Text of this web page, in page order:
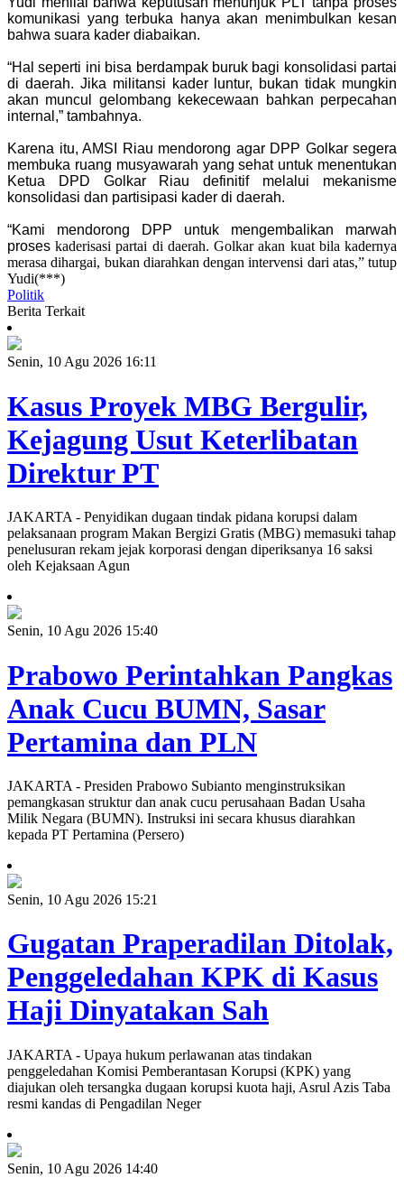
komunikasi yang terbuka hanya akan menimbulkan kesan
bahwa suara kader diabaikan.
“Hal seperti ini bisa berdampak buruk bagi konsolidasi partai
di daerah. Jika militansi kader luntur, bukan tidak mungkin
akan muncul gelombang kekecewaan bahkan perpecahan
internal,” tambahnya.
Karena itu, AMSI Riau mendorong agar DPP Golkar segera
membuka ruang musyawarah yang sehat untuk menentukan
Ketua DPD Golkar Riau definitif melalui mekanisme
konsolidasi dan partisipasi kader di daerah.
“Kami mendorong DPP untuk mengembalikan marwah
proseskaderisasi partai di daerah. Golkar akan kuat bila kadernya
merasa dihargai, bukan diarahkan dengan intervensi dari atas,” tutup
Yudi(***)
Politik
Berita Terkait
Senin, 10 Agu 2026 16:11
Kasus Proyek MBG Bergulir,
Kejagung Usut Keterlibatan
Direktur PT
JAKARTA - Penyidikan dugaan tindak pidana korupsi dalam
pelaksanaan program Makan Bergizi Gratis (MBG) memasuki tahap
penelusuran rekam jejak korporasi dengan diperiksanya 16 saksi
oleh Kejaksaan Agun
Senin, 10 Agu 2026 15:40
Prabowo Perintahkan Pangkas
Anak Cucu BUMN, Sasar
Pertamina dan PLN
JAKARTA - Presiden Prabowo Subianto menginstruksikan
pemangkasan struktur dan anak cucu perusahaan Badan Usaha
Milik Negara (BUMN). Instruksi ini secara khusus diarahkan
kepada PT Pertamina (Persero)
Senin, 10 Agu 2026 15:21
Gugatan Praperadilan Ditolak,
Penggeledahan KPK di Kasus
Haji Dinyatakan Sah
JAKARTA - Upaya hukum perlawanan atas tindakan
penggeledahan Komisi Pemberantasan Korupsi (KPK) yang
diajukan oleh tersangka dugaan korupsi kuota haji, Asrul Azis Taba
resmi kandas di Pengadilan Neger
Senin, 10 Agu 2026 14:40